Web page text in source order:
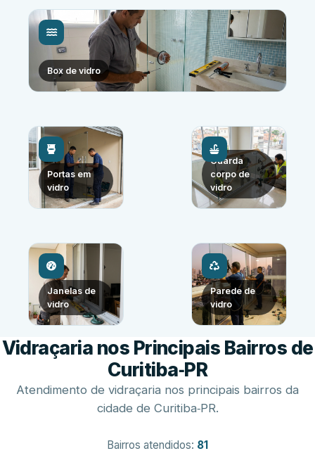
Box de vidro
Portas em
vidro
Guarda
corpo de
vidro
Janelas de
vidro
Parede de
vidro
Vidraçaria nos Principais Bairros de
Curitiba‑PR
Atendimento de vidraçaria nos principais bairros da
cidade de Curitiba‑PR.
Bairros atendidos: 81